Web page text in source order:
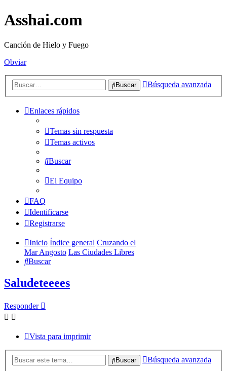
Asshai.com
Canción de Hielo y Fuego
Obviar
Buscar Búsqueda avanzada
Enlaces rápidos
Temas sin respuesta
Temas activos
Buscar
El Equipo
FAQ
Identificarse
Registrarse
Inicio Índice general Cruzando el
Mar Angosto Las Ciudades Libres
Buscar
Saludeteeees
Responder
Vista para imprimir
Buscar
Búsqueda avanzada